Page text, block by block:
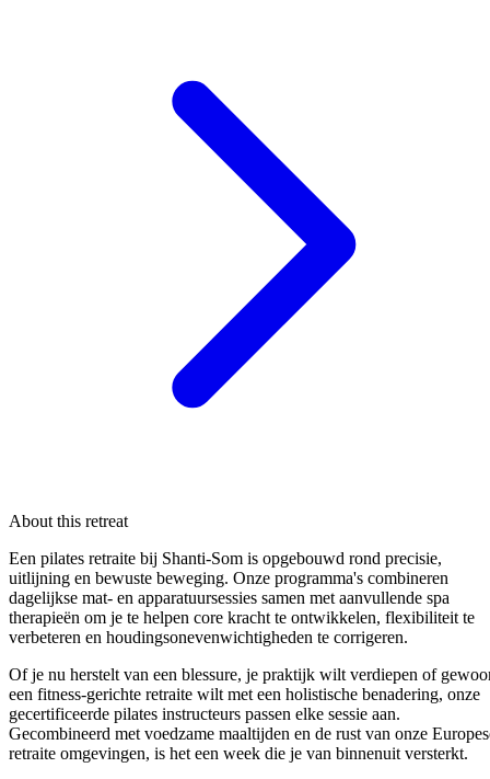
About this retreat
Een pilates retraite bij Shanti-Som is opgebouwd rond precisie,
uitlijning en bewuste beweging. Onze programma's combineren
dagelijkse mat- en apparatuursessies samen met aanvullende spa
therapieën om je te helpen core kracht te ontwikkelen, flexibiliteit te
verbeteren en houdingsonevenwichtigheden te corrigeren.
Of je nu herstelt van een blessure, je praktijk wilt verdiepen of
een fitness-gerichte retraite wilt met een holistische benadering, onze
gecertificeerde pilates instructeurs passen elke sessie aan.
Gecombineerd met voedzame maaltijden en de rust van onze
retraite omgevingen, is het een week die je van binnenuit versterkt.